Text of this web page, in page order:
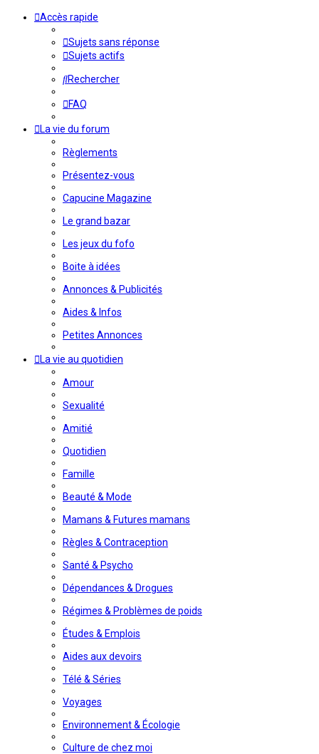
Accès rapide
Sujets sans réponse
Sujets actifs
Rechercher
FAQ
La vie du forum
Règlements
Présentez-vous
Capucine Magazine
Le grand bazar
Les jeux du fofo
Boite à idées
Annonces & Publicités
Aides & Infos
Petites Annonces
La vie au quotidien
Amour
Sexualité
Amitié
Quotidien
Famille
Beauté & Mode
Mamans & Futures mamans
Règles & Contraception
Santé & Psycho
Dépendances & Drogues
Régimes & Problèmes de poids
Études & Emplois
Aides aux devoirs
Télé & Séries
Voyages
Environnement & Écologie
Culture de chez moi